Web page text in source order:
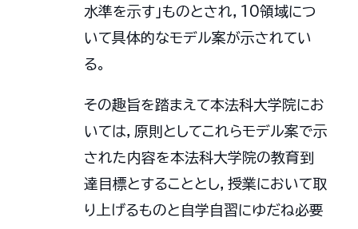
水準を示す」ものとされ，10領域につ
いて具体的なモデル案が示されてい
る。
その趣旨を踏まえて本法科大学院にお
いては，原則としてこれらモデル案で示
された内容を本法科大学院の教育到
達目標とすることとし，授業において取
り上げるものと自学自習にゆだね必要